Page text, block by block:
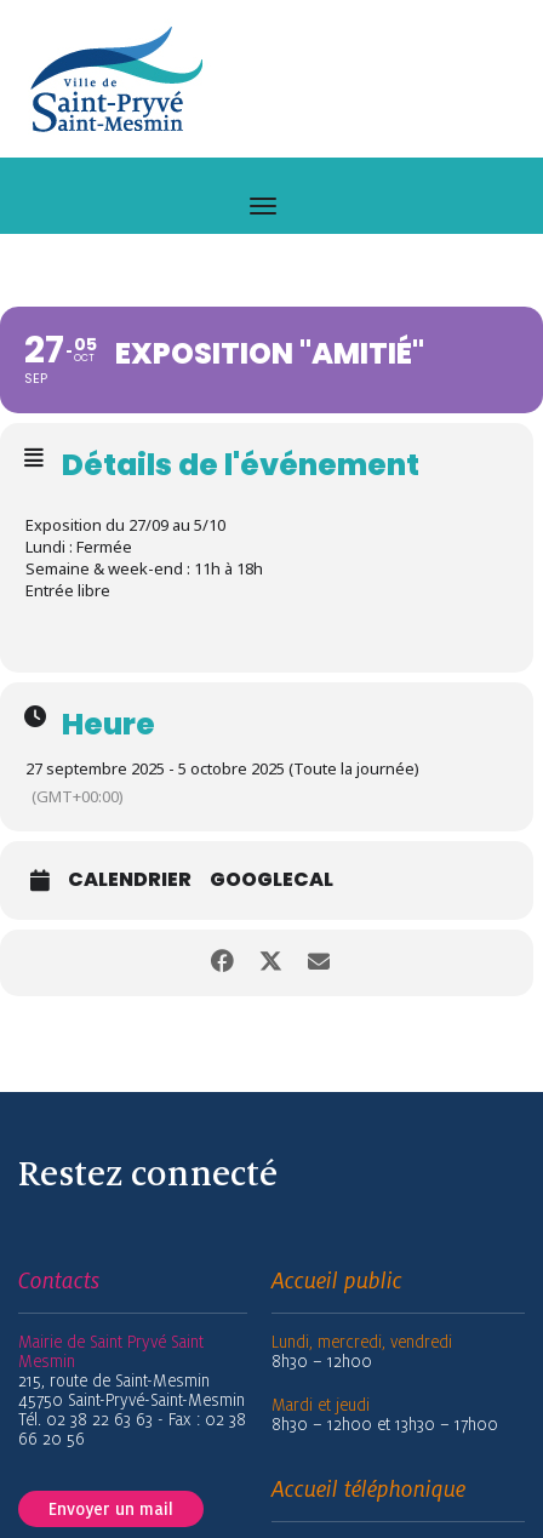
27
SEP
05
OCT EXPOSITION "AMITIÉ"
Détails de l'événement
Exposition du 27/09 au 5/10
Lundi : Fermée
Semaine & week-end : 11h à 18h
Entrée libre
Heure
27 septembre 2025 - 5 octobre 2025 (Toute la journée)
(GMT+00:00)
CALENDRIER GOOGLECAL
Restez connecté
Contacts
Mairie de Saint Pryvé Saint
Mesmin
215, route de Saint-Mesmin
45750 Saint-Pryvé-Saint-Mesmin
Tél. 02 38 22 63 63 - Fax : 02 38
66 20 56
Envoyer un mail
Accueil public
Lundi, mercredi, vendredi
8h30 – 12h00
Mardi et jeudi
8h30 – 12h00 et 13h30 – 17h00
Accueil téléphonique